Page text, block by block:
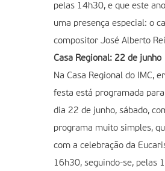
pelas 14h30, e que este
uma presença especial: o
compositor José Alberto
Casa Regional: 22 de junho
Na Casa Regional do IMC,
festa está programada
dia 22 de junho, sábado,
programa muito simples,
com a celebração da
16h30, seguindo-se, pelas